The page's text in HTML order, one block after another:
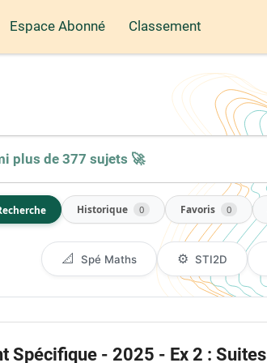
Espace Abonné Classement
Historique 0 Favoris 0
📐 Spé Maths ⚙️ STI2D
Spécifique - 2025 - Ex 2 : Suites